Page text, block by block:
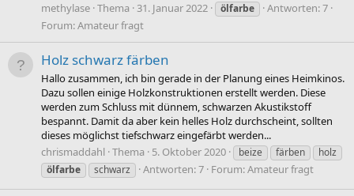
methylase Thema 31. Januar 2022 ölfarbe
Antworten: 7
Forum:Amateur fragt
Holz schwarz färben
Hallo zusammen, ich bin gerade in der Planung eines Heimkinos.
Dazu sollen einige Holzkonstruktionen erstellt werden. Diese
werden zum Schluss mit dünnem, schwarzen Akustikstoff
bespannt. Damit da aber kein helles Holz durchscheint, sollten
dieses möglichst tiefschwarz eingefärbt werden...
chrismaddahl Thema 5. Oktober 2020 beize färben
holz
ölfarbe
schwarz Antworten: 7 Forum:Amateur fragt